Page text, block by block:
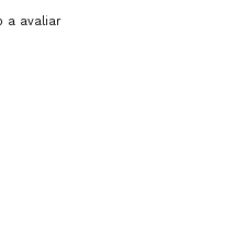
a avaliar